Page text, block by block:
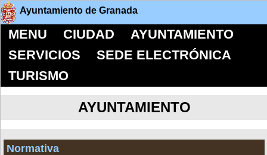
Ayuntamiento de Granada
MENU CIUDAD
AYUNTAMIENTO
SERVICIOS
SEDE ELECTRÓNICA
TURISMO
AYUNTAMIENTO
Normativa